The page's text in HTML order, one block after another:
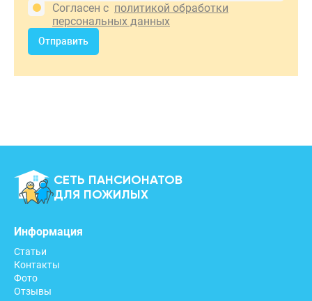
Согласен с политикой обработки
персональных данных
Отправить
СЕТЬ ПАНСИОНАТОВ
ДЛЯ ПОЖИЛЫХ
Информация
Статьи
Контакты
Фото
Отзывы